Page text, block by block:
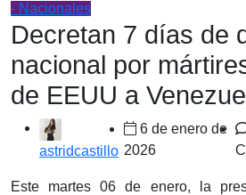
- Nacionales
Decretan 7 días de
nacional por
de EEUU a
astridcastillo
6 de enero de
2026
Este martes 06 de enero, la